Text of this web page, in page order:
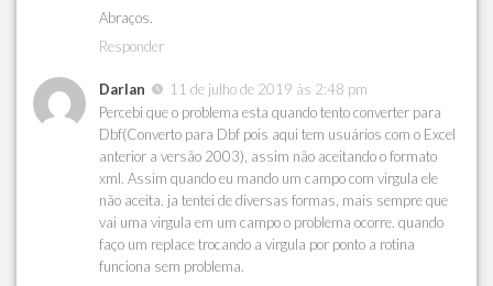
Abraços.
Responder
Darlan
11 de julho de 2019 às 2:48 pm
Percebi que o problema esta quando tento converter para
Dbf(Converto para Dbf pois aqui tem usuários com o Excel
anterior a versão 2003), assim não aceitando o formato
xml. Assim quando eu mando um campo com virgula ele
não aceita. ja tentei de diversas formas, mais sempre que
vai uma virgula em um campo o problema ocorre. quando
faço um replace trocando a virgula por ponto a rotina
funciona sem problema.